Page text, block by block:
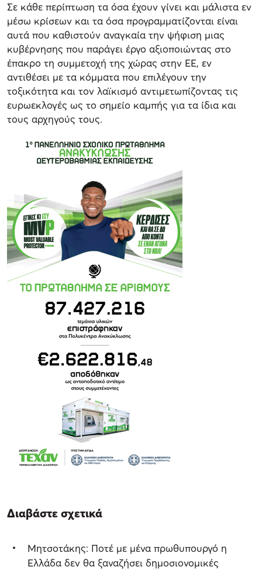
Σε κάθε περίπτωση τα όσα έχουν γίνει και μάλιστα εν
μέσω κρίσεων και τα όσα προγραμματίζονται είναι
αυτά που καθιστούν αναγκαία την ψήφιση μιας
κυβέρνησης που παράγει έργο αξιοποιώντας στο
έπακρο τη συμμετοχή της χώρας στην ΕΕ, εν
αντιθέσει με τα κόμματα που επιλέγουν την
τοξικότητα και τον λαϊκισμό αντιμετωπίζοντας τις
ευρωεκλογές ως το σημείο καμπής για τα ίδια και
τους αρχηγούς τους.
Διαβάστε σχετικά
Μητσοτάκης: Ποτέ με μένα πρωθυπουργό η
Ελλάδα δεν θα ξαναζήσει δημοσιονομικές